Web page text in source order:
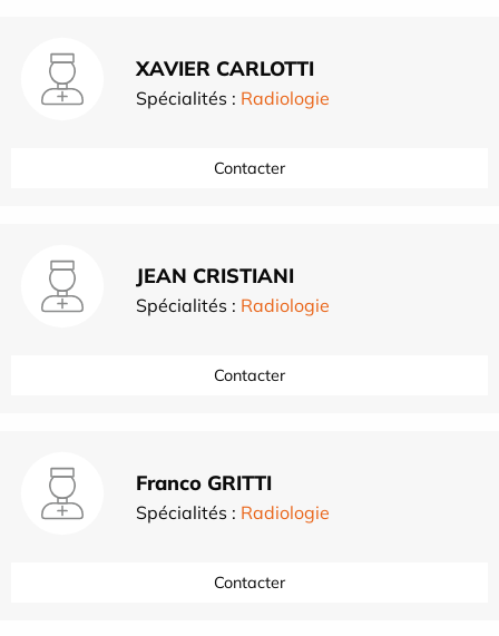
XAVIER CARLOTTI
Spécialités : Radiologie
Contacter
JEAN CRISTIANI
Spécialités : Radiologie
Contacter
Franco GRITTI
Spécialités : Radiologie
Contacter